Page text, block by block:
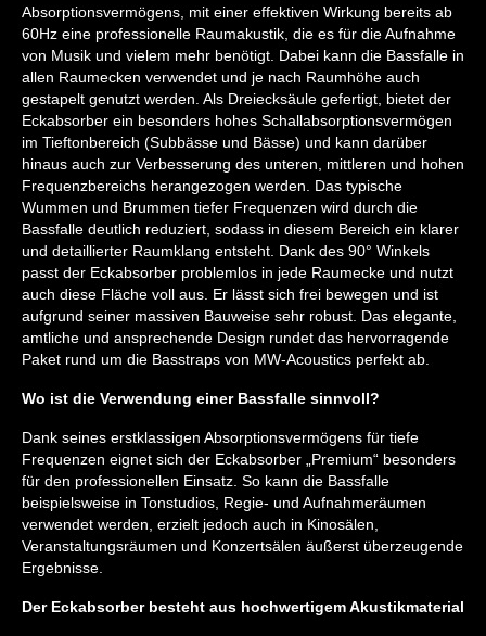
Absorptionsvermögens, mit einer effektiven Wirkung bereits ab
60Hz eine professionelle Raumakustik, die es für die Aufnahme
von Musik und vielem mehr benötigt. Dabei kann die Bassfalle in
allen Raumecken verwendet und je nach Raumhöhe auch
gestapelt genutzt werden. Als Dreiecksäule gefertigt, bietet der
Eckabsorber ein besonders hohes Schallabsorptionsvermögen
im Tieftonbereich (Subbässe und Bässe) und kann darüber
hinaus auch zur Verbesserung des unteren, mittleren und hohen
Frequenzbereichs herangezogen werden. Das typische
Wummen und Brummen tiefer Frequenzen wird durch die
Bassfalle deutlich reduziert, sodass in diesem Bereich ein klarer
und detaillierter Raumklang entsteht. Dank des 90° Winkels
passt der Eckabsorber problemlos in jede Raumecke und nutzt
auch diese Fläche voll aus. Er lässt sich frei bewegen und ist
aufgrund seiner massiven Bauweise sehr robust. Das elegante,
amtliche und ansprechende Design rundet das hervorragende
Paket rund um die Basstraps von MW-Acoustics perfekt ab.
Wo ist die Verwendung einer Bassfalle sinnvoll?
Dank seines erstklassigen Absorptionsvermögens für tiefe
Frequenzen eignet sich der Eckabsorber „Premium“ besonders
für den professionellen Einsatz. So kann die Bassfalle
beispielsweise in Tonstudios, Regie- und Aufnahmeräumen
verwendet werden, erzielt jedoch auch in Kinosälen,
Veranstaltungsräumen und Konzertsälen äußerst überzeugende
Ergebnisse.
Der Eckabsorber besteht aus hochwertigem Akustikmaterial